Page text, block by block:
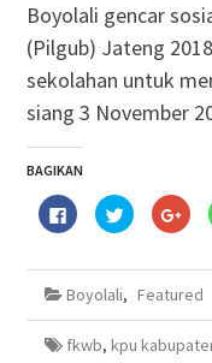
Boyolali gencar
(Pilgub) Jateng
sekolahan untuk
siang 3 November
BAGIKAN
Klik
untuk
membagikan
Facebook(Membuka
jendela
yang
baru)
Klik
untuk
berbagi
jendela
baru)
Klik
di
Boyolali, Featured
fkwb, kpu